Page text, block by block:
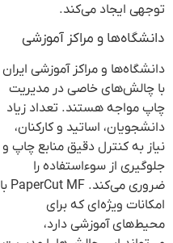
توجهی ایجاد می‌کند.
دانشگاه‌ها و مراکز آموزشی
دانشگاه‌ها و مراکز آموزشی ایران
با چالش‌های خاصی در مدیریت
چاپ مواجه هستند. تعداد زیاد
دانشجویان، اساتید و کارکنان،
نیاز به کنترل دقیق منابع چاپ و
جلوگیری از سوءاستفاده را
ضروری می‌کند. PaperCut MF با
امکانات ویژه‌ای که برای
محیط‌های آموزشی دارد،